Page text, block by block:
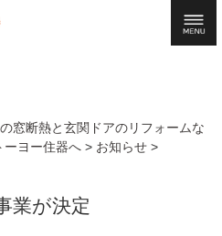
窓断熱と玄関ドアのリフォームな
ーヨー住器へ> お知らせ>
業が決定